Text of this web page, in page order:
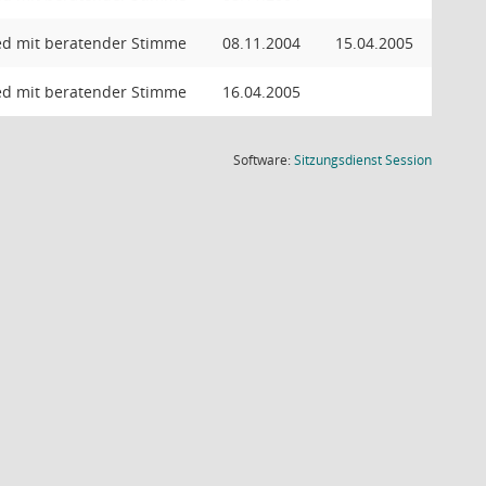
mit beratender Stimme 08.11.2004 15.04.2005
mit beratender Stimme 16.04.2005
Software:SitzungsdienstSession(Wird in